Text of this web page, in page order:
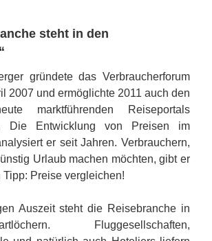
steht in den
gründete das Verbraucherforum
2007 und ermöglichte 2011 auch den
marktführenden Reiseportals
Die Entwicklung von Preisen im
er seit Jahren. Verbrauchern,
Urlaub machen möchten, gibt er
Preise vergleichen!
Auszeit steht die Reisebranche in
Fluggesellschaften,